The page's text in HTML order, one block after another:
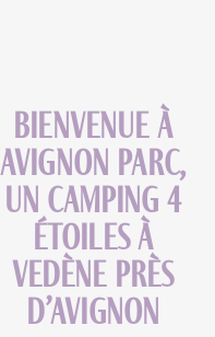
Bienvenue à
Avignon Parc,
un camping 4
étoiles à
Vedène près
d’Avignon